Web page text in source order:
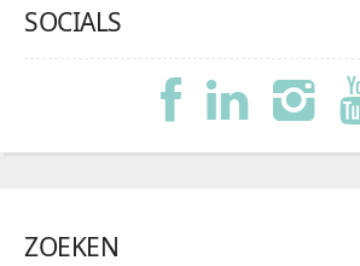
SOCIALS
ZOEKEN